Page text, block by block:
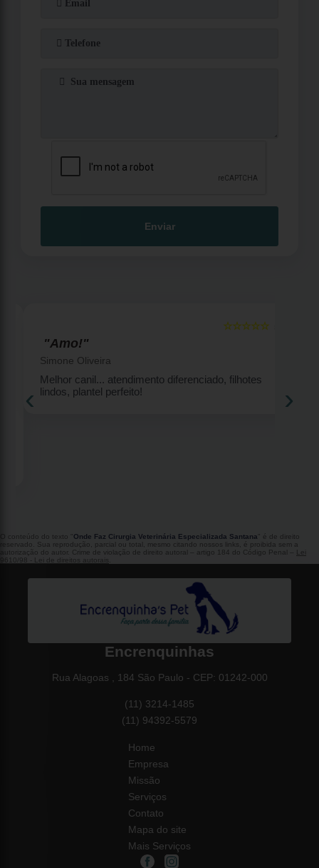
Enviar
☆☆☆☆☆
"Amo!"
Simone Oliveira
Melhor canil... atendimento diferenciado, filhotes
lindos, plantel perfeito!
‹ ›
O conteúdo do texto " Onde Faz Cirurgia Veterinária Especializada Santana " é de direito
reservado. Sua reprodução, parcial ou total, mesmo citando nossos links, é proibida sem a
autorização do autor. Crime de violação de direito autoral – artigo 184 do Código Penal –
Lei
9610/98 - Lei de direitos autorais .
Encrenquinhas
Rua Alagoas , 184 São Paulo - CEP: 01242-000
(11) 3214-1485
(11) 94392-5579
Home
Empresa
Missão
Serviços
Contato
Mapa do site
Mais Serviços